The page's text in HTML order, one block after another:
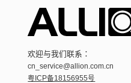
欢迎与我们联系：
cn_service@allion.com.cn
粤ICP备18156955号